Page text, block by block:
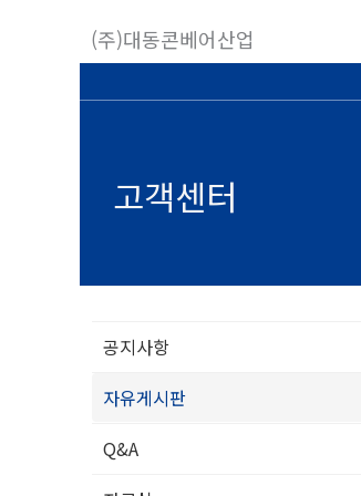
(주)대동콘베어산업
고객센터
공지사항
자유게시판
Q&A